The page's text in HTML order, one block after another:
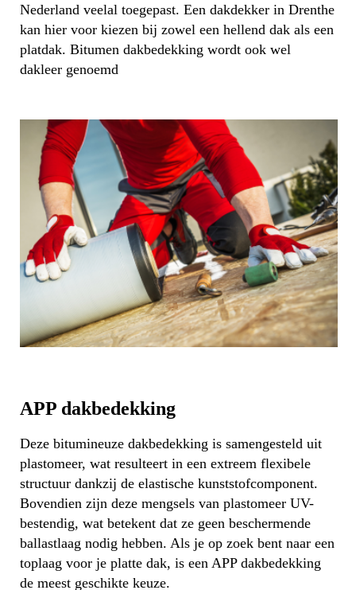
Nederland veelal toegepast. Een dakdekker in Drenthe
kan hier voor kiezen bij zowel een hellend dak als een
platdak. Bitumen dakbedekking wordt ook wel
dakleer genoemd
APP dakbedekking
Deze bitumineuze dakbedekking is samengesteld uit
plastomeer, wat resulteert in een extreem flexibele
structuur dankzij de elastische kunststofcomponent.
Bovendien zijn deze mengsels van plastomeer UV-
bestendig, wat betekent dat ze geen beschermende
ballastlaag nodig hebben. Als je op zoek bent naar een
toplaag voor je platte dak, is een APP dakbedekking
de meest geschikte keuze.